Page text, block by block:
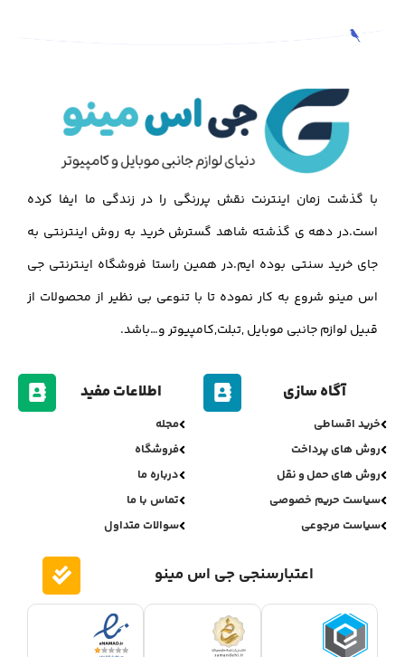
با گذشت زمان اینترنت نقش پررنگی را در زندگی ما ایفا کرده
است.در دهه ی گذشته شاهد گسترش خرید به روش اینترنتی به
جای خرید سنتی بوده ایم.در همین راستا فروشگاه اینترنتی جی
اس مینو شروع به کار نموده تا با تنوعی بی نظیر از محصولات از
قبیل لوازم جانبی موبایل ,تبلت,کامپیوتر و…باشد.
آگاه سازی
خرید اقساطی
روش های پرداخت
روش های حمل و نقل
سیاست حریم خصوصی
سیاست مرجوعی
اطلاعات مفید
مجله
فروشگاه
درباره ما
تماس با ما
سوالات متداول
اعتبارسنجی جی اس مینو